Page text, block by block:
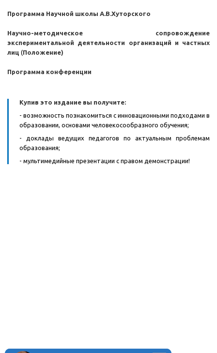
Программа Научной школы А.В.Хуторского
Научно-методическое сопровождение
экспериментальной деятельности организаций и частных
лиц (Положение)
Программа конференции
Купив это издание вы получите:
- возможность познакомиться с инновационными подходами в
образовании, основами человекосообразного обучения;
- доклады ведущих педагогов по актуальным проблемам
образования;
- мультимедийные презентации с правом демонстрации!